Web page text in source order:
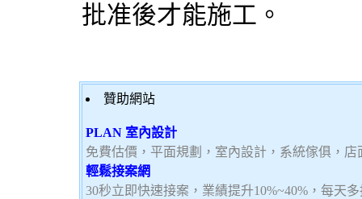
批准後才能施工。
贊助網站
PLAN 室內設計
免費估價，平面規劃，室內設計，系統傢俱，
輕鬆接案網
30秒立即快速接案，業績提升10%~40%，每天